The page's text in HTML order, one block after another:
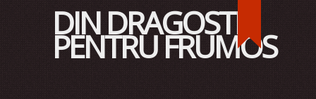
DIN DRAGOSTE
PENTRU FRUMOS